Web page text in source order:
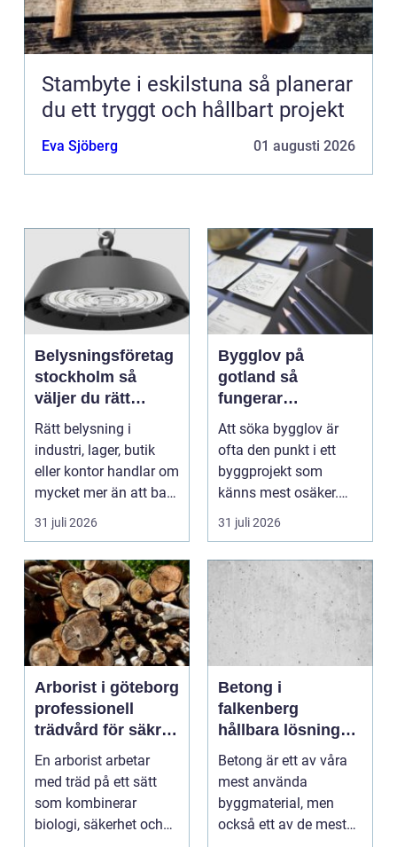
Stambyte i eskilstuna så planerar
du ett tryggt och hållbart projekt
Eva Sjöberg 01 augusti 2026
Belysningsföretag
stockholm så
väljer du rätt
partner för
professionell
ljussättning
Rätt belysning i
industri, lager, butik
eller kontor handlar om
mycket mer än att bara
få det ljust....
31 juli 2026
Bygglov på
gotland så
fungerar
processen från idé
till godkänt beslut
Att söka bygglov är
ofta den punkt i ett
byggprojekt som
känns mest osäker.
Frågorna hopar sig:
vilk...
31 juli 2026
Arborist i göteborg
professionell
trädvård för säkra
och friska träd
En arborist arbetar
med träd på ett sätt
som kombinerar
biologi, säkerhet och
Betong i
falkenberg
hållbara lösningar
för grund, golv
och utemiljö
Betong är ett av våra
mest använda
byggmaterial, men
också ett av de mest